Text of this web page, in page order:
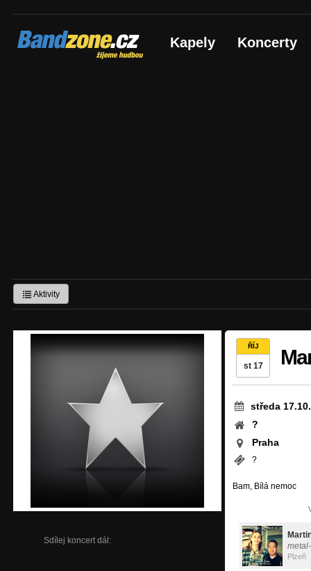
Bandzone.cz
žijeme hudbou Kapely Koncerty
Aktivity
Sdílej koncert dál:
ŘÍJ
st 17
středa
?
Praha
?
Bam, Bílá nemoc
Plzeň